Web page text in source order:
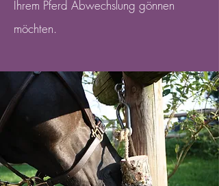
Ihrem Pferd Abwechslung gönnen
möchten.